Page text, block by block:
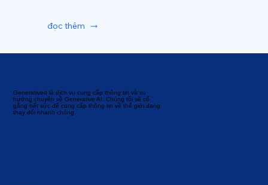
Generatived là dịch vụ cung cấp thông tin và xu
hướng chuyên về Generative AI. Chúng tôi sẽ cố
gắng hết sức để cung cấp thông tin về thế giới đang
thay đổi nhanh chóng.
đọc thêm